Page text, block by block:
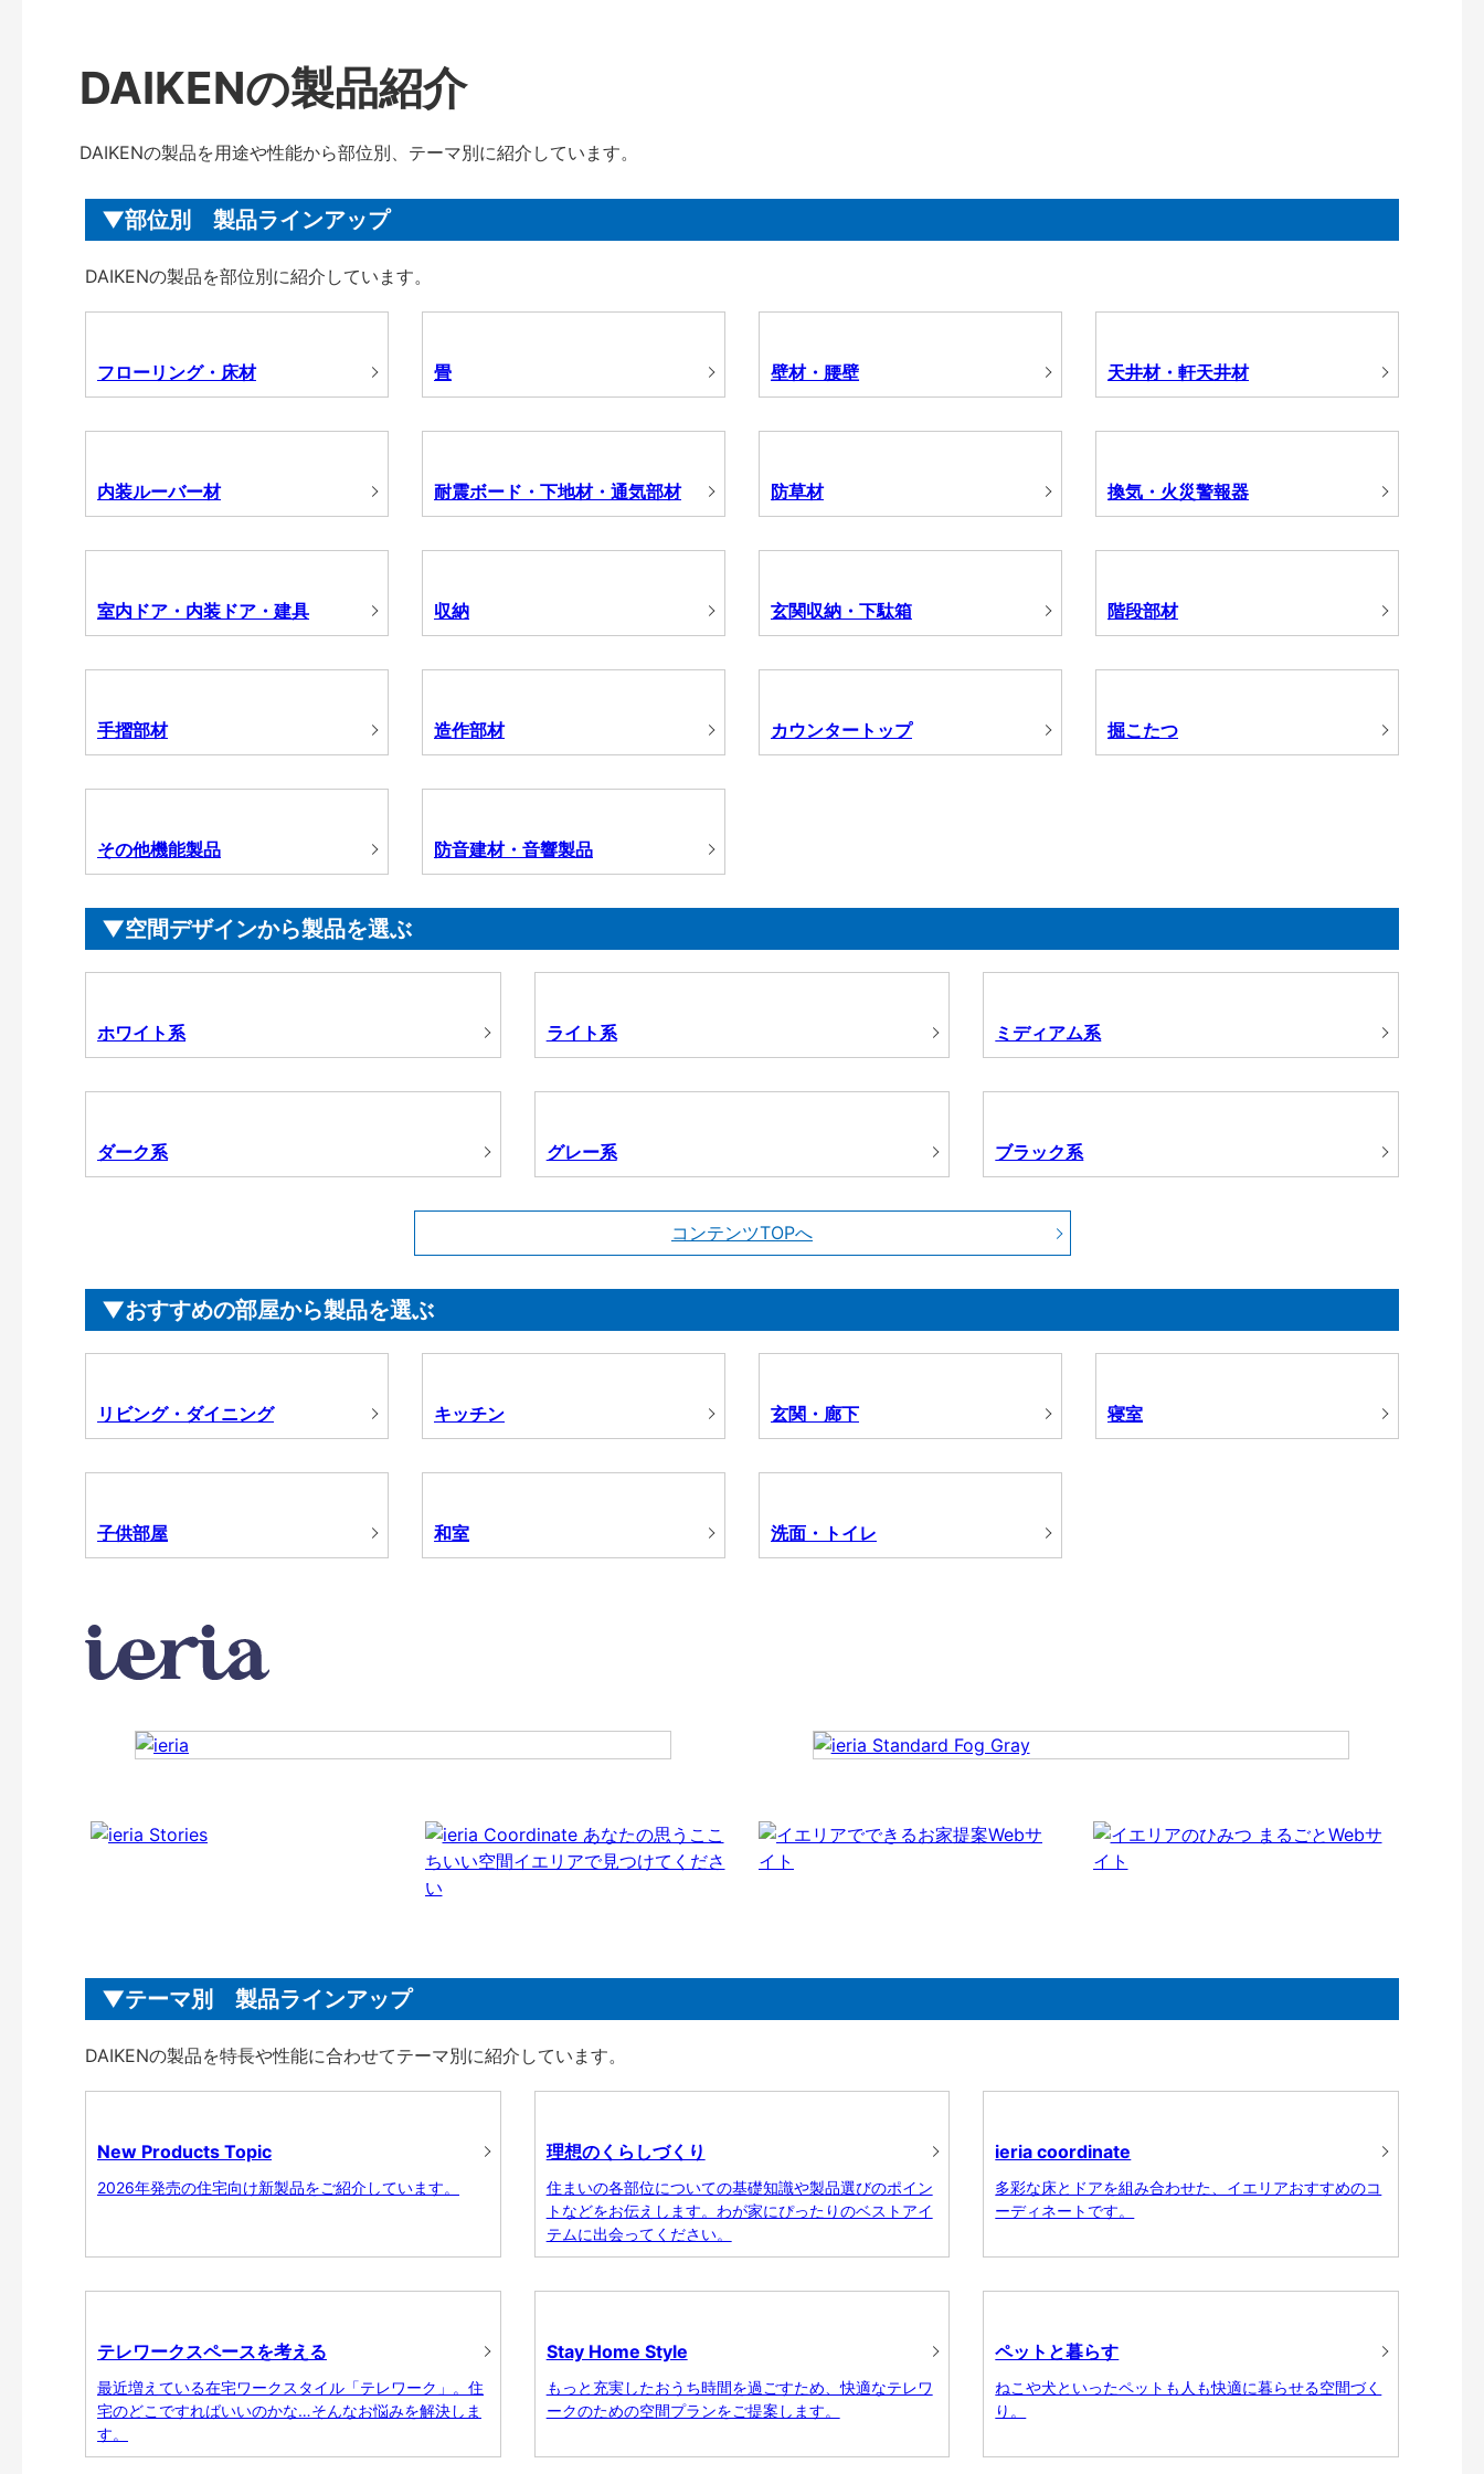
DAIKENの製品紹介
DAIKENの製品を用途や性能から部位別、テーマ別に紹介しています。
部位別 製品ラインアップ
DAIKENの製品を部位別に紹介しています。
フローリング・床材 畳 壁材・腰壁 天井材・軒天井材
内装ルーバー材 耐震ボード・下地材・通気部材 防草材 換気・火災警報器
室内ドア・内装ドア・建具 収納 玄関収納・下駄箱 階段部材
手摺部材 造作部材 カウンタートップ 掘こたつ
その他機能製品 防音建材・音響製品
空間デザインから製品を選ぶ
ホワイト系 ライト系 ミディアム系
ダーク系 グレー系 ブラック系
コンテンツTOPへ
おすすめの部屋から製品を選ぶ
リビング・ダイニング キッチン 玄関・廊下 寝室
子供部屋 和室 洗面・トイレ
テーマ別 製品ラインアップ
DAIKENの製品を特長や性能に合わせてテーマ別に紹介しています。
New Products Topic
2026年発売の住宅向け新製品をご紹介しています。
理想のくらしづくり
住まいの各部位についての基礎知識や製品選びのポイン
トなどをお伝えします。わが家にぴったりのベストアイ
テムに出会ってください。
ieria coordinate
多彩な床とドアを組み合わせた、イエリアおすすめのコ
ーディネートです。
テレワークスペースを考える
最近増えている在宅ワークスタイル「テレワーク」。住
宅のどこですればいいのかな…そんなお悩みを解決しま
す。
Stay Home Style
もっと充実したおうち時間を過ごすため、快適なテレワ
ークのための空間プランをご提案します。
ペットと暮らす
ねこや犬といったペットも人も快適に暮らせる空間づく
り。